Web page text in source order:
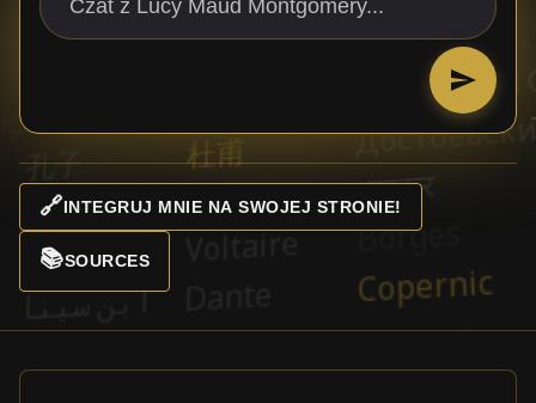
🔗INTEGRUJ MNIE NA SWOJEJ STRONIE!
📚SOURCES